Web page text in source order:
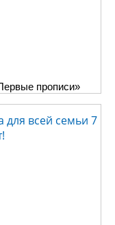
прописи»